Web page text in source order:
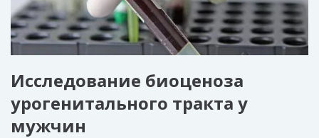
Исследование биоценоза
урогенитального тракта у
мужчин